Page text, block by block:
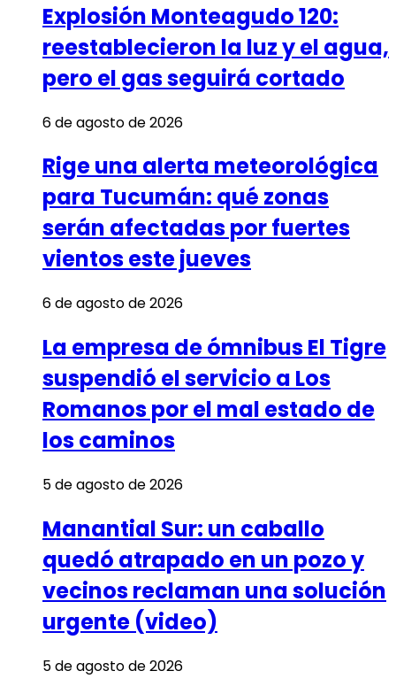
Explosión Monteagudo 120:
reestablecieron la luz y el agua,
pero el gas seguirá cortado
6 de agosto de 2026
Rige una alerta meteorológica
para Tucumán: qué zonas
serán afectadas por fuertes
vientos este jueves
6 de agosto de 2026
La empresa de ómnibus El Tigre
suspendió el servicio a Los
Romanos por el mal estado de
los caminos
5 de agosto de 2026
Manantial Sur: un caballo
quedó atrapado en un pozo y
vecinos reclaman una solución
urgente (video)
5 de agosto de 2026